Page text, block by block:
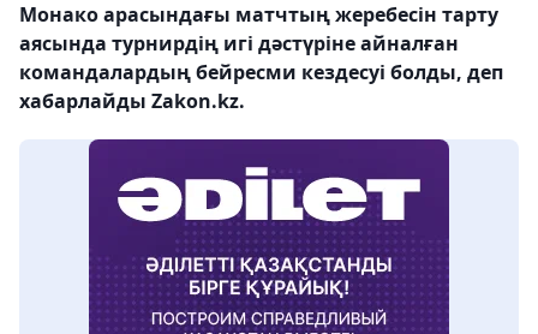
Монако арасындағы матчтың жеребесін тарту
аясында турнирдің игі дәстүріне айналған
командалардың бейресми кездесуі болды, деп
хабарлайды Zakon.kz.